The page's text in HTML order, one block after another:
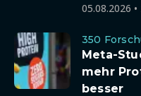
05.08.2026
350
Meta-
mehr
besser